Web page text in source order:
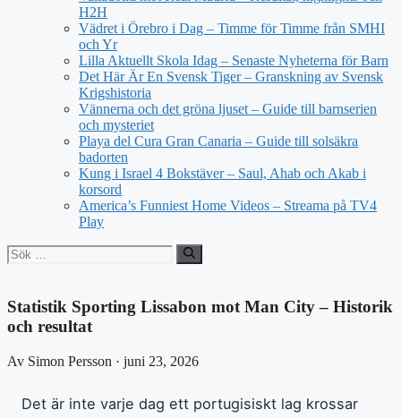
H2H
Vädret i Örebro i Dag – Timme för Timme från SMHI
och Yr
Lilla Aktuellt Skola Idag – Senaste Nyheterna för Barn
Det Här Är En Svensk Tiger – Granskning av Svensk
Krigshistoria
Vännerna och det gröna ljuset – Guide till barnserien
och mysteriet
Playa del Cura Gran Canaria – Guide till solsäkra
badorten
Kung i Israel 4 Bokstäver – Saul, Ahab och Akab i
korsord
America’s Funniest Home Videos – Streama på TV4
Play
Sök
efter:
Statistik Sporting Lissabon mot Man City – Historik
och resultat
Av Simon Persson · juni 23, 2026
Det är inte varje dag ett portugisiskt lag krossar